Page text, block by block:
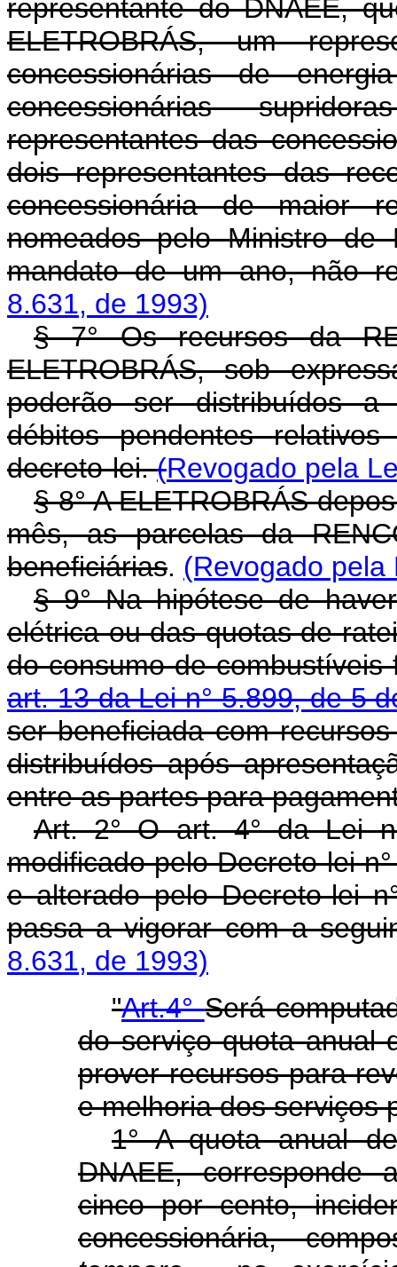
representante do DNAEE,
ELETROBRÁS, um
concessionárias de
concessionárias
representantes das
dois representantes das
concessionária de maior
nomeados pelo Ministro
mandato de um ano, não
8.631, de 1993)
§ 7° Os recursos da
ELETROBRÁS, sob
poderão ser distribuídos a
débitos pendentes
decreto-lei.(Revogado pela
§ 8° A ELETROBRÁS
mês, as parcelas da
beneficiárias. (Revogado pela
§ 9° Na hipótese de
elétrica ou das quotas de
do consumo de
art. 13 da Lei n° 5.899, de 5
ser beneficiada com
distribuídos após
entre as partes para
Art. 2° O art. 4° da Lei
modificado pelo Decreto-lei
e alterado pelo Decreto-lei
passa a vigorar com a
8.631, de 1993)
"Art.4°Será
do serviço quota anual
prover recursos para
e melhoria dos serviços
1° A quota anual
DNAEE, corresponde
cinco por cento,
concessionária,